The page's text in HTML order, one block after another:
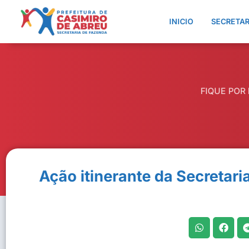
INICIO
FIQUE POR
Ação itinerante da